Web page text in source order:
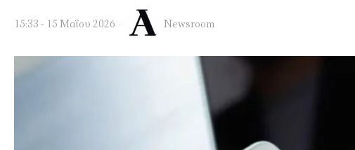
15:33 - 15 Μαΐου 2026 Newsroom